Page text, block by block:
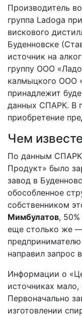
Производитель
группа Ladoga
вискового
Буденновске
источник на
группу ООО
калмыцкого ООО
принадлежит
данных СПАРК. В
приобретение
Чем
По данным
Продукт» было
завод в
обособленное
собственником
Мимбулатов,
еще столько же —
направил запрос
Информации о
источниках мало,
Первоначально
изготовлении